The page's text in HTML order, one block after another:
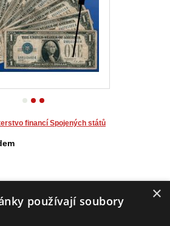
financí Spojených států
×
používají soubory